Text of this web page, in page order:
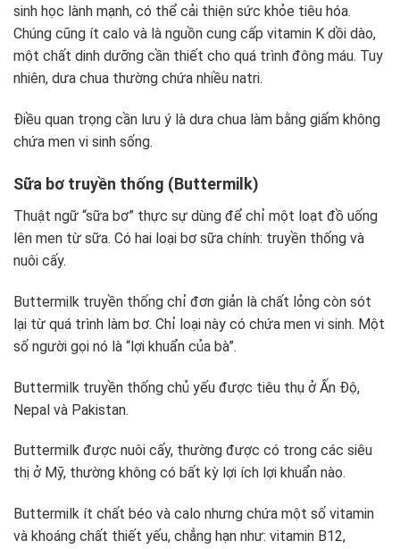
sinh học lành mạnh, có thể cải thiện sức khỏe tiêu hóa.
Chúng cũng ít calo và là nguồn cung cấp vitamin K dồi dào,
một chất dinh dưỡng cần thiết cho quá trình đông máu. Tuy
nhiên, dưa chua thường chứa nhiều natri.
Điều quan trọng cần lưu ý là dưa chua làm bằng giấm không
chứa men vi sinh sống.
Sữa bơ truyền thống (Buttermilk)
Thuật ngữ “sữa bơ” thực sự dùng để chỉ một loạt đồ uống
lên men từ sữa. Có hai loại bơ sữa chính: truyền thống và
nuôi cấy.
Buttermilk truyền thống chỉ đơn giản là chất lỏng còn sót
lại từ quá trình làm bơ. Chỉ loại này có chứa men vi sinh. Một
số người gọi nó là “lợi khuẩn của bà”.
Buttermilk truyền thống chủ yếu được tiêu thụ ở Ấn Độ,
Nepal và Pakistan.
Buttermilk được nuôi cấy, thường được có trong các siêu
thị ở Mỹ, thường không có bất kỳ lợi ích lợi khuẩn nào.
Buttermilk ít chất béo và calo nhưng chứa một số vitamin
và khoáng chất thiết yếu, chẳng hạn như: vitamin B12,